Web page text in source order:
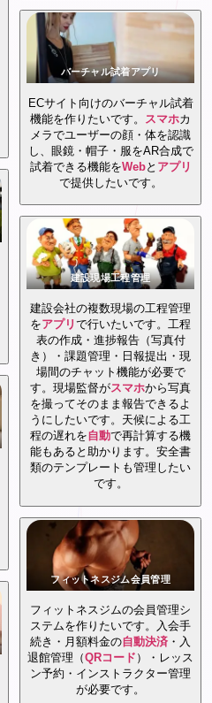
バーチャル試着アプリ
ECサイト向けのバーチャル試着
機能を作りたいです。
スマホカ
メラでユーザーの顔・体を認識
し、眼鏡・帽子・服をAR合成で
試着できる機能をWebと アプリ
で提供したいです。
建設現場工程管理
建設会社の複数現場の工程管理
をアプリ で行いたいです。工程
表の作成・進捗報告（写真付
き）・課題管理・日報提出・現
場間のチャット機能が必要で
す。現場監督がスマホから写真
を撮ってそのまま報告できるよ
うにしたいです。天候による工
程の遅れを自動で再計算する機
能もあると助かります。安全書
類のテンプレートも管理したい
です。
フィットネスジム会員管理
フィットネスジムの会員管理シ
ステムを作りたいです。入会手
続き・月額料金の自動決済 ・入
退館管理（QRコード ）・レッス
ン予約・インストラクター管理
が必要です。